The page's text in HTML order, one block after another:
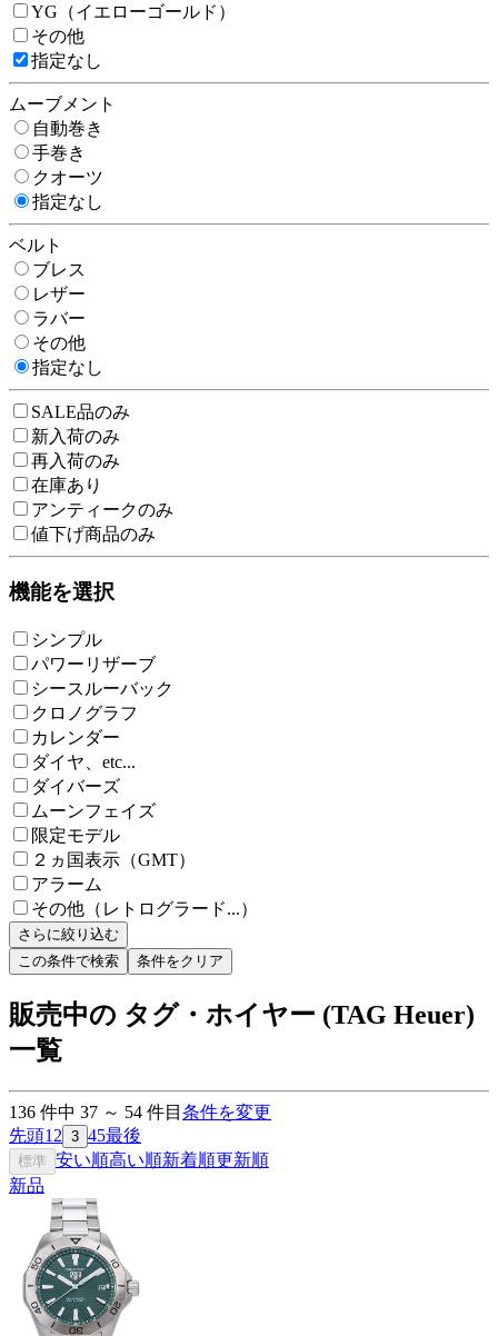
YG（イエローゴールド）
その他
指定なし
ムーブメント
自動巻き
手巻き
クオーツ
指定なし
ベルト
ブレス
レザー
ラバー
その他
指定なし
SALE品のみ
新入荷のみ
再入荷のみ
在庫あり
アンティークのみ
値下げ商品のみ
機能を選択
シンプル
パワーリザーブ
シースルーバック
クロノグラフ
カレンダー
ダイヤ、etc...
ダイバーズ
ムーンフェイズ
限定モデル
２ヵ国表示（GMT）
アラーム
その他（レトログラード...）
さらに絞り込む
この条件で検索
条件をクリア
販売中の タグ・ホイヤー (TAG Heuer)
一覧
136 件中 37 ～ 54 件目 条件を変更
先頭1 2 3 45最後
標準 安い順高い順新着順更新順
新品